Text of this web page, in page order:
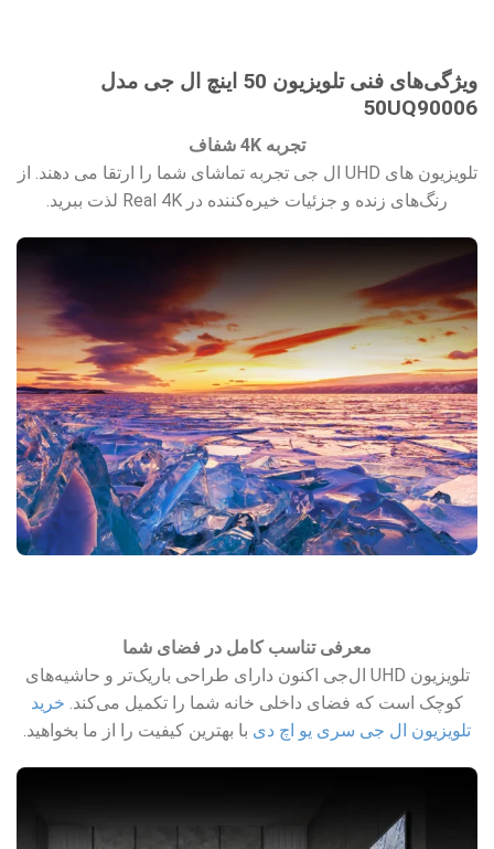
ویژگی‌های فنی تلویزیون 50 اینچ ال جی مدل
50UQ90006
تجربه 4K شفاف
تلویزیون های UHD ال جی تجربه تماشای شما را ارتقا می دهند. از
رنگ‌های زنده و جزئیات خیره‌کننده در Real 4K لذت ببرید.
معرفی تناسب کامل در فضای شما
تلویزیون UHD ال‌جی اکنون دارای طراحی باریک‌تر و حاشیه‌های
کوچک است که فضای داخلی خانه شما را تکمیل می‌کند. خرید
تلویزیون ال جی سری یو اچ دی با بهترین کیفیت را از ما بخواهید.